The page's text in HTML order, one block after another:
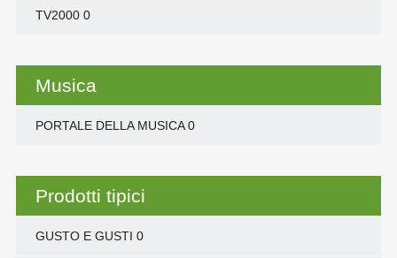
TV20000
Musica
PORTALE DELLA MUSICA0
Prodotti tipici
GUSTO E GUSTI 0